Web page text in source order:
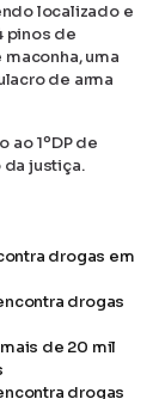
localizado e
pinos de
uma
de arma
ao 1ºDP de
justiça.
drogas em
de 20 mil